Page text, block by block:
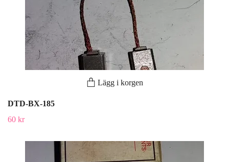
Lägg i korgen
DTD-BX-185
60 kr